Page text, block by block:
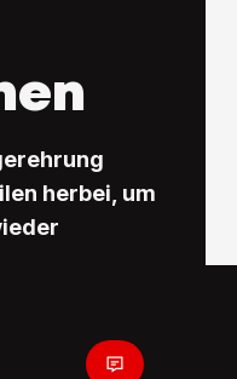
herbei, um